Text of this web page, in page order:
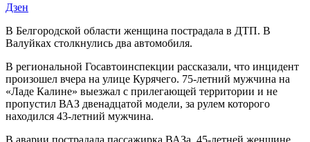
Дзен
В Белгородской области женщина пострадала в ДТП. В
Валуйках столкнулись два автомобиля.
В региональной Госавтоинспекции рассказали, что инцидент
произошел вчера на улице Курячего. 75-летний мужчина на
«Ладе Калине» выезжал с прилегающей территории и не
пропустил ВАЗ двенадцатой модели, за рулем которого
находился 43-летний мужчина.
В аварии пострадала пассажирка ВАЗа. 45-летней женщине